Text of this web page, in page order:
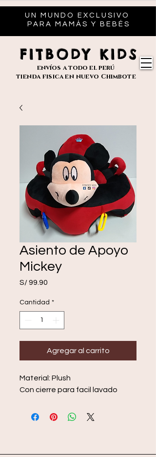
UN MUNDO EXCLUSIVO
PARA MAMÁS Y BEBÉS
FITBODY KIDS
envíos a todo el perú
tienda fisica en nuevo Chimbote
Asiento de Apoyo
Mickey
S/ 99.90
Cantidad *
Agregar al carrito
Material: Plush
Con cierre para facil lavado